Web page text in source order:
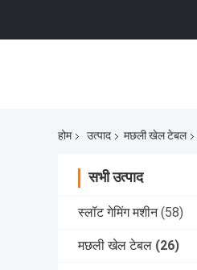
होम उत्पाद मछली खेल टेबल
सभी उत्पाद
स्लॉट गेमिंग मशीन (58)
मछली खेल टेबल (26)